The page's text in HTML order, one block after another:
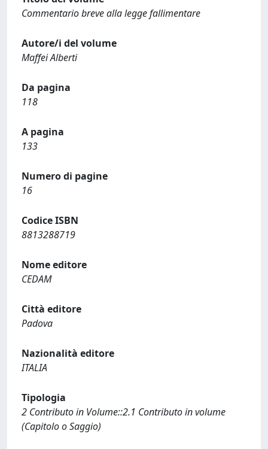
Commentario breve alla legge fallimentare
Autore/i del volume
Maffei Alberti
Da pagina
118
A pagina
133
Numero di pagine
16
Codice ISBN
8813288719
Nome editore
CEDAM
Città editore
Padova
Nazionalità editore
ITALIA
Tipologia
2 Contributo in Volume::2.1 Contributo in volume
(Capitolo o Saggio)